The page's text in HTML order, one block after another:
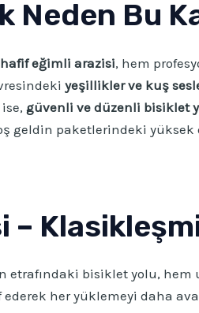
Neden Bu
hafif eğimli arazisi, hem
yeşillikler ve kuş
güvenli ve düzenli bisiklet
geldin paketlerindeki
–
etrafındaki bisiklet yolu,
ederek her yüklemeyi daha